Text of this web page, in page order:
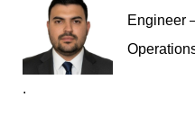
.
Engineer